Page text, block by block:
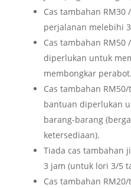
Cas tambahan RM30
perjalanan melebihi
Cas tambahan
diperlukan untuk
membongkar perabot.
Cas tambahan
bantuan diperlukan
barang-barang
ketersediaan).
Tiada cas tambahan
3 jam (untuk lori 3/5
Cas tambahan